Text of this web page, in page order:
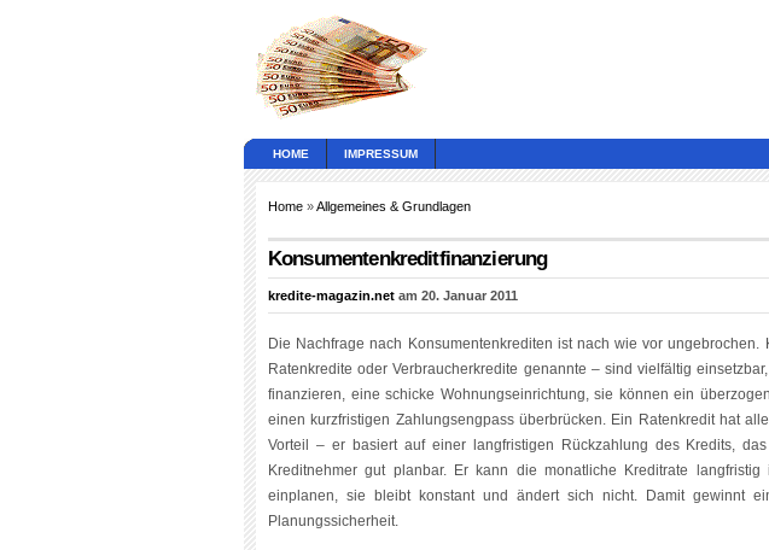
HOME IMPRESSUM
Home »Allgemeines & Grundlagen
Konsumentenkreditfinanzierung
kredite-magazin.net am 20. Januar 2011
Die Nachfrage nach Konsumentenkrediten ist nach wie vor ungebrochen.
Ratenkredite oder Verbraucherkredite genannte – sind vielfältig
finanzieren, eine schicke Wohnungseinrichtung, sie können ein
einen kurzfristigen Zahlungsengpass überbrücken. Ein Ratenkredit hat
Vorteil – er basiert auf einer langfristigen Rückzahlung des Kredits,
Kreditnehmer gut planbar. Er kann die monatliche Kreditrate
einplanen, sie bleibt konstant und ändert sich nicht. Damit gewinnt
Planungssicherheit.